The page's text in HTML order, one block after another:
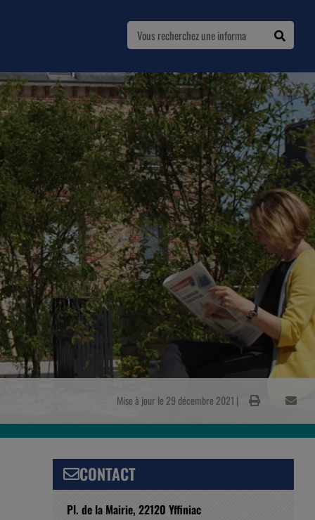
Mise à jour le 29 décembre 2021 |
CONTACT
Pl. de la Mairie, 22120 Yffiniac